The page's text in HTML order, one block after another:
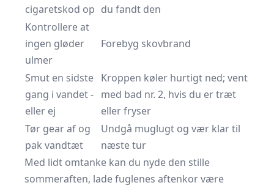
cigaretskod op du fandt den
Kontrollere at
ingen gløder
ulmer
Forebyg skovbrand
Smut en sidste
gang i vandet -
eller ej
Kroppen køler hurtigt ned; vent
med bad nr. 2, hvis du er træt
eller fryser
Tør gear af og
pak vandtæt
Undgå muglugt og vær klar til
næste tur
Med lidt omtanke kan du nyde den stille
sommeraften, lade fuglenes aftenkor være